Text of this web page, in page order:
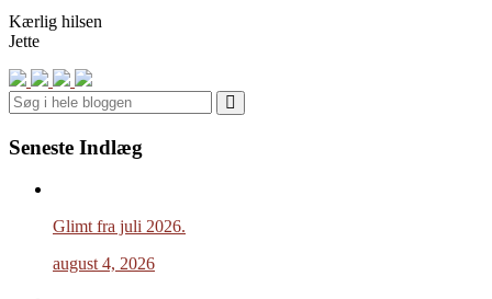
Kærlig hilsen
Jette
Seneste Indlæg
Glimt fra juli 2026.
august 4, 2026